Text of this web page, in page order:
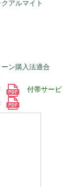
アルマイト
ン購入法適合
付帯サービ